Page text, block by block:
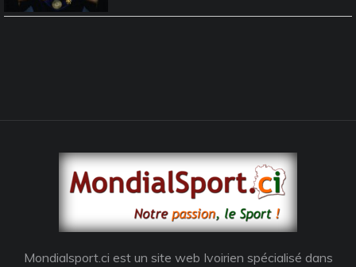
Mondialsport.ci est un site web Ivoirien spécialisé dans